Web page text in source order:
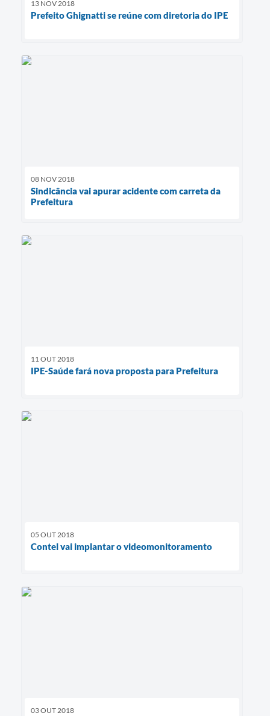
13 NOV 2018
Prefeito Ghignatti se reúne com diretoria do IPE
08 NOV 2018
Sindicância vai apurar acidente com carreta da
Prefeitura
11 OUT 2018
IPE-Saúde fará nova proposta para Prefeitura
05 OUT 2018
Contel vai implantar o videomonitoramento
03 OUT 2018